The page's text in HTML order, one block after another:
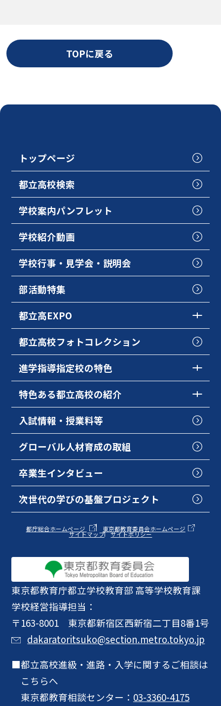
TOPに戻る
東京都教育庁都立学校教育部 高等学校教育課
学校経営指導担当：
〒163-8001 東京都新宿区西新宿二丁目8番1号
dakaratoritsuko@section.metro.tokyo.jp
都立高校進級・進路・入学に関するご相談は
こちらへ
東京都教育相談センター： 03-3360-4175
トップページ
都立高校検索
学校案内パンフレット
学校紹介動画
学校行事・見学会・説明会
部活動特集
都立高EXPO
都立高校フォトコレクション
進学指導指定校の特色
特色ある都立高校の紹介
入試情報・授業料等
グローバル人材育成の取組
卒業生インタビュー
次世代の学びの基盤プロジェクト
都庁総合ホームページ 東京都教育委員会ホームページ
サイトマップ サイトポリシー